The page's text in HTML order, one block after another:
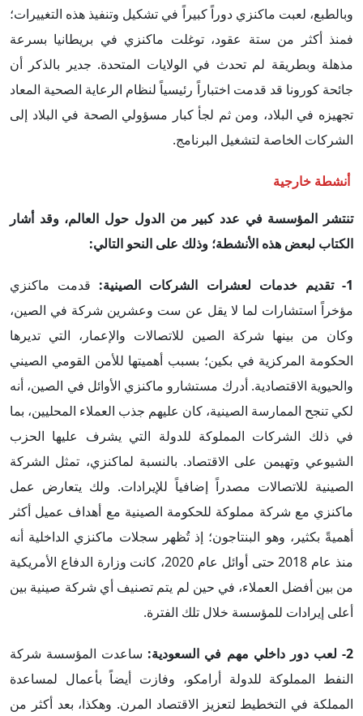
وبالطبع، لعبت ماكنزي دوراً كبيراً في تشكيل وتنفيذ هذه التغييرات؛
فمنذ أكثر من ستة عقود، توغلت ماكنزي في بريطانيا بسرعة
مذهلة وبطريقة لم تحدث في الولايات المتحدة. جدير بالذكر أن
جائحة كورونا قد قدمت اختباراً رئيسياً لنظام الرعاية الصحية المعاد
تجهيزه في البلاد، ومن ثم لجأ كبار مسؤولي الصحة في البلاد إلى
الشركات الخاصة لتشغيل البرنامج.
أنشطة خارجية
تنتشر المؤسسة في عدد كبير من الدول حول العالم، وقد أشار
الكتاب لبعض هذه الأنشطة؛ وذلك على النحو التالي:
1- تقديم خدمات لعشرات الشركات الصينية:
قدمت ماكنزي
مؤخراً استشارات لما لا يقل عن ست وعشرين شركة في الصين،
وكان من بينها شركة الصين للاتصالات والإعمار، التي تديرها
الحكومة المركزية في بكين؛ بسبب أهميتها للأمن القومي الصيني
والحيوية الاقتصادية. أدرك مستشارو ماكنزي الأوائل في الصين، أنه
لكي تنجح الممارسة الصينية، كان عليهم جذب العملاء المحليين، بما
في ذلك الشركات المملوكة للدولة التي يشرف عليها الحزب
الشيوعي وتهيمن على الاقتصاد. بالنسبة لماكنزي، تمثل الشركة
الصينية للاتصالات مصدراً إضافياً للإيرادات. ولك يتعارض عمل
ماكنزي مع شركة مملوكة للحكومة الصينية مع أهداف عميل أكثر
أهميةً بكثير، وهو البنتاجون؛ إذ تُظهر سجلات ماكنزي الداخلية أنه
منذ عام 2018 حتى أوائل عام 2020، كانت وزارة الدفاع الأمريكية
من بين أفضل العملاء، في حين لم يتم تصنيف أي شركة صينية بين
أعلى إيرادات للمؤسسة خلال تلك الفترة.
2- لعب دور داخلي مهم في السعودية: ساعدت المؤسسة شركة
النفط المملوكة للدولة أرامكو، وفازت أيضاً بأعمال لمساعدة
المملكة في التخطيط لتعزيز الاقتصاد المرن. وهكذا، بعد أكثر من